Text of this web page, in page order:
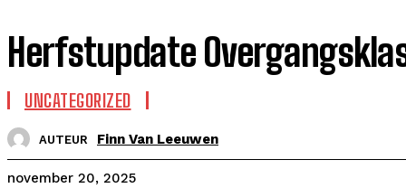
Herfstupdate
UNCATEGORIZED
AUTEUR Finn Van Leeuwen
november 20, 2025